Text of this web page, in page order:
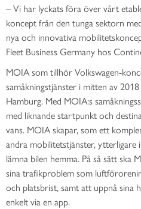
– Vi har lyckats föra över vårt
koncept från den tunga sektorn
nya och innovativa
Fleet Business Germany hos
MOIA som tillhör Volkswagen-
samåkningstjänster i mitten av
Hamburg. Med MOIA:s
med liknande startpunkt och
vans. MOIA skapar, som ett
andra mobilitetstjänster,
lämna bilen hemma. På så sätt ska
sina trafikproblem som
och platsbrist, samt att uppnå sina
enkelt via en app.